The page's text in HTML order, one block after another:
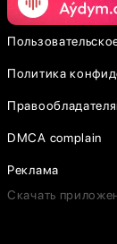
Политика
DMCA complain
Реклама
Скачать